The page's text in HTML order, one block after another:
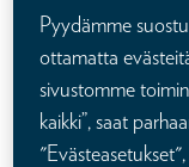
Kalevan
Pyydämme
ottamatta
sivustomme
kaikki”, saat